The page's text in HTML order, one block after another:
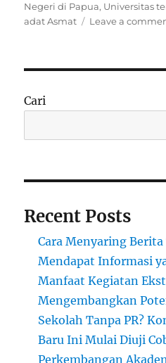
Negeri di Papua, Universitas
adat Asmat
Leave a
Cari
Recent Posts
Cara Menyaring
Mendapat Informasi
Manfaat Kegiatan
Mengembangkan
Sekolah Tanpa PR?
Baru Ini Mulai Diuji
Perkembangan